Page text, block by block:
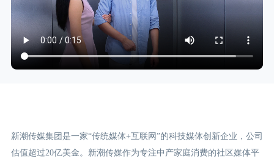
新潮传媒集团是一家“传统媒体+互联网”的科技媒体创新企业，公司
估值超过20亿美金。新潮传媒作为专注中产家庭消费的社区媒体平